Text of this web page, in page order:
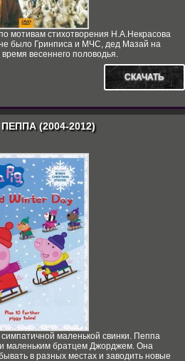
мотивам стихотворения Н.А.Некрасова
не было Гринписа и МЧС, дед Мазай на
весеннего половодья.
СКАЧАТЬ
(2004-2012)
маленькой свинки. Пеппа
маленьким братцем Джорджем. Она
в разных местах и заводить новые